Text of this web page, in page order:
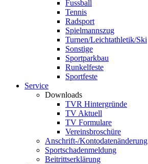
Fussball
Tennis
Radsport
Spielmannszug
Turnen/Leichtathletik/Ski
Sonstige
Sportparkbau
Runkelfeste
Sportfeste
Service
Downloads
TVR Hintergründe
TV Aktuell
TV Formulare
Vereinsbroschüre
Anschrift-/Kontodatenänderung
Sportschadenmeldung
Beitrittserklärung